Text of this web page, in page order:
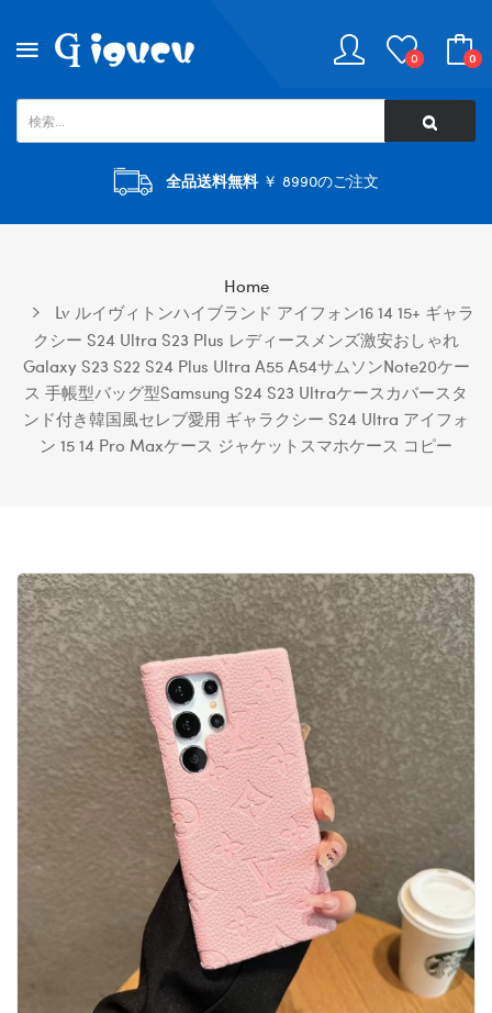
0 0
全品送料無料￥ 8990のご注文
Home
Lv ルイヴィトンハイブランド アイフォン16 14 15+ ギャラ
クシー S24 Ultra S23 Plus レディースメンズ激安おしゃれ
Galaxy S23 S22 S24 Plus Ultra A55 A54サムソンnote20ケー
ス 手帳型バッグ型samsung S24 S23 Ultraケースカバースタ
ンド付き韓国風セレブ愛用 ギャラクシー S24 Ultra アイフォ
ン 15 14 Pro Maxケース ジャケットスマホケース コピー